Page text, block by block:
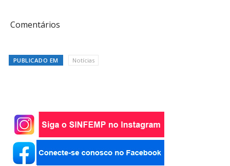
Comentários
PUBLICADO EM Notícias